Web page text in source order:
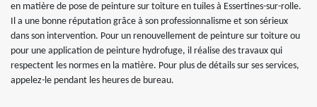
en matière de pose de peinture sur toiture en tuiles à Essertines-sur-rolle.
Il a une bonne réputation grâce à son professionnalisme et son sérieux
dans son intervention. Pour un renouvellement de peinture sur toiture ou
pour une application de peinture hydrofuge, il réalise des travaux qui
respectent les normes en la matière. Pour plus de détails sur ses services,
appelez-le pendant les heures de bureau.